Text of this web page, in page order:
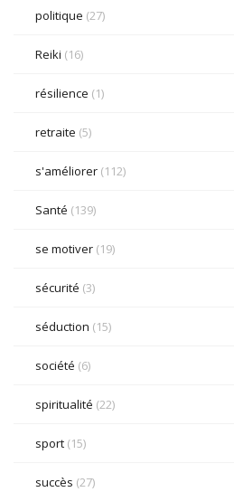
politique (27)
Reiki (16)
résilience (1)
retraite (5)
s'améliorer (112)
Santé (139)
se motiver (19)
sécurité (3)
séduction (15)
société (6)
spiritualité (22)
sport (15)
succès (27)